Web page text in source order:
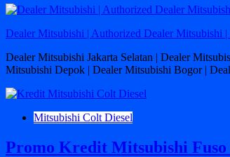
Dealer Mitsubishi | Authorized Dealer Mitsubishi
Dealer Mitsubishi Jakarta Selatan | Dealer
Mitsubishi Depok | Dealer Mitsubishi Bogor |
Mitsubishi Colt Diesel
Promo Kredit Mitsubishi